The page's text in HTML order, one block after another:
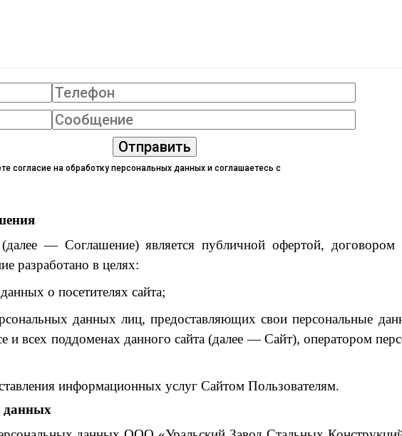
согласие на обработку персональных данных и соглашаетесь с
(далее — Соглашение) является публичной офертой, договором
разработано в целях:
о посетителях сайта;
данных лиц, предоставляющих свои персональные
и всех поддоменах данного сайта (далее — Сайт), оператором
информационных услуг Сайтом Пользователям.
данных